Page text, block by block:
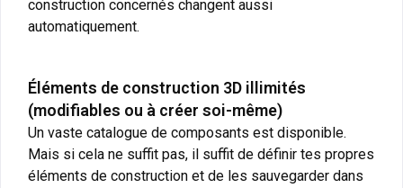
construction concernés changent aussi
automatiquement.
Éléments de construction 3D illimités
(modifiables ou à créer soi-même)
Un vaste catalogue de composants est disponible.
Mais si cela ne suffit pas, il suffit de définir tes propres
éléments de construction et de les sauvegarder dans